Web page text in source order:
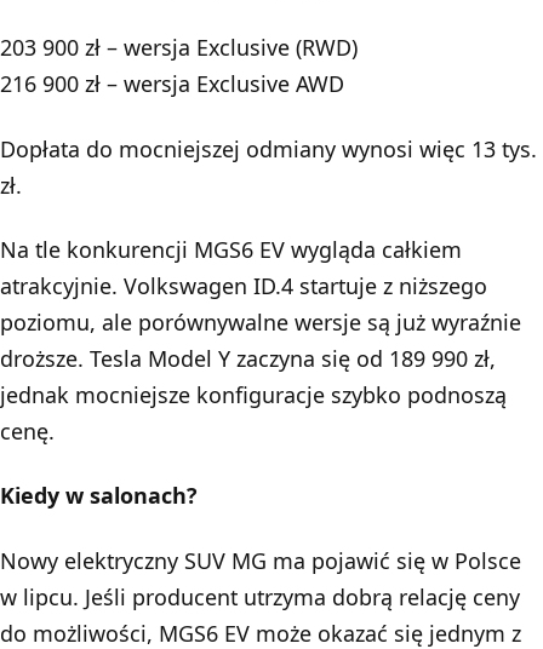
203 900 zł – wersja Exclusive (RWD)
216 900 zł – wersja Exclusive AWD
Dopłata do mocniejszej odmiany wynosi więc 13 tys.
zł.
Na tle konkurencji MGS6 EV wygląda całkiem
atrakcyjnie. Volkswagen ID.4 startuje z niższego
poziomu, ale porównywalne wersje są już wyraźnie
droższe. Tesla Model Y zaczyna się od 189 990 zł,
jednak mocniejsze konfiguracje szybko podnoszą
cenę.
Kiedy w salonach?
Nowy elektryczny SUV MG ma pojawić się w Polsce
w lipcu. Jeśli producent utrzyma dobrą relację ceny
do możliwości, MGS6 EV może okazać się jednym z